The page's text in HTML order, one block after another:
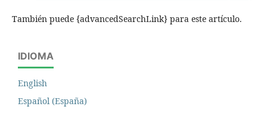
También puede {advancedSearchLink} para este artículo.
IDIOMA
English
Español (España)